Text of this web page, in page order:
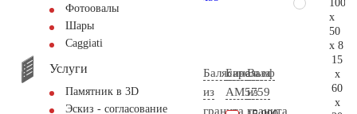
Фотоовалы
Шары
Сaggiati
Услуги
Памятник в 3D
Эскиз - согласование
Балясина
из
гранита
Барельеф
AM5759
Ваза
из
гранита
100
x
50
x 8
15
x
60
x